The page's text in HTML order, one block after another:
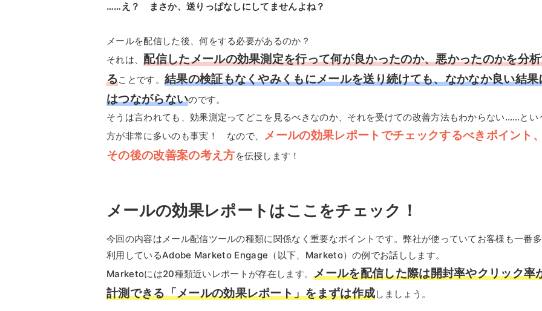
……え？ まさか、送りっぱなしにしてませんよね？
メールを配信した後、何をする必要があるのか？
それは、配信したメールの効果測定を行って何が良かったのか、悪かったのかを分
ることです。 結果の検証もなくやみくもにメールを送り続けても、なかなか良い結果
はつながらないのです。
そうは言われても、効果測定ってどこを見るべきなのか、それを受けての改善方法もわからない……とい
方が非常に多いのも事実！ なので、 メールの効果レポートでチェックするべきポイント
その後の改善案の考え方を伝授します！
メールの効果レポートはここをチェック！
今回の内容はメール配信ツールの種類に関係なく重要なポイントです。弊社が使っていてお客様も一番
利用しているAdobe Marketo Engage（以下、Marketo）の例でお話しします。
Marketoには20種類近いレポートが存在します。メールを配信した際は開封率やクリック率
計測できる「メールの効果レポート」をまずは作成しましょう。